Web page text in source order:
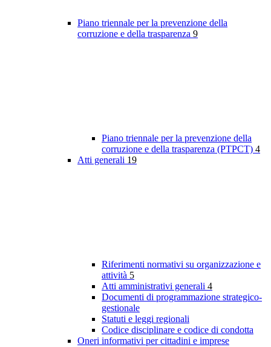
Piano triennale per la prevenzione della
corruzione e della trasparenza 9
Piano triennale per la prevenzione della
corruzione e della trasparenza (PTPCT) 4
Atti generali 19
Riferimenti normativi su organizzazione e
attività 5
Atti amministrativi generali 4
Documenti di programmazione strategico-
gestionale
Statuti e leggi regionali
Codice disciplinare e codice di condotta
Oneri informativi per cittadini e imprese